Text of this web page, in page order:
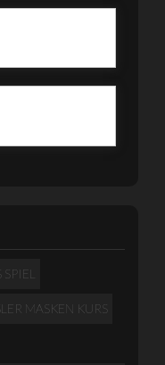
MASKEN KURS